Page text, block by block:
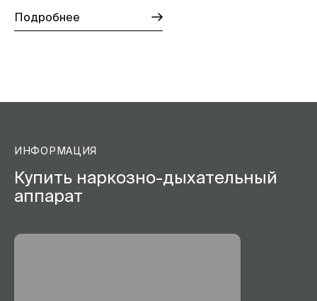
Подробнее
ИНФОРМАЦИЯ
Купить наркозно-дыхательный
аппарат